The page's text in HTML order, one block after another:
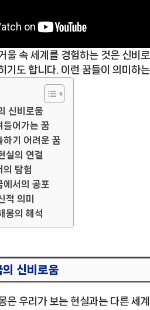
울 속 세계를 경험하는 것은 신비
기도 합니다. 이런 꿈들이 의미하
신비로움
들어가는 꿈
하기 어려운 꿈
실의 연결
의 탐험
에서의 공포
적 의미
몽의 해석
신비로움
은 우리가 보는 현실과는 다른 세